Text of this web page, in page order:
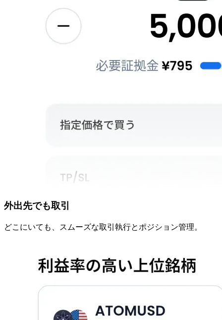
外出先でも取引
どこにいても、 スムーズな取引執行とポジション管理。